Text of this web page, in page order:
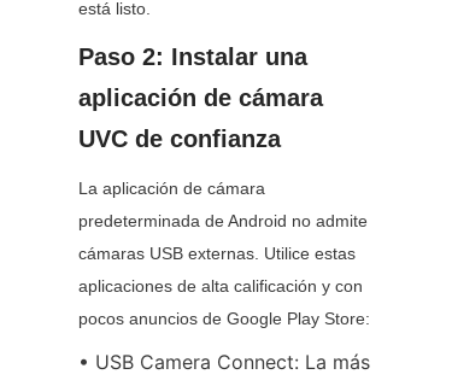
está listo.
Paso 2: Instalar una
aplicación de cámara
UVC de confianza
La aplicación de cámara
predeterminada de Android no admite
cámaras USB externas. Utilice estas
aplicaciones de alta calificación y con
pocos anuncios de Google Play Store:
• USB Camera Connect: La más